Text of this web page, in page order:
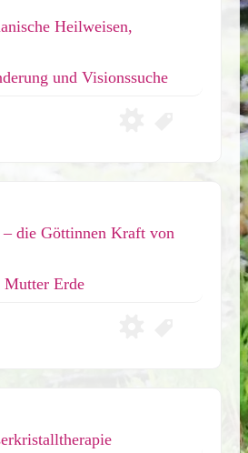
Heilweisen,
und Visionssuche
die Göttinnen Kraft von
Mutter Erde